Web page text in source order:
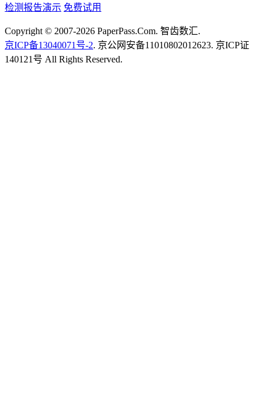
检测报告演示 免费试用
Copyright © 2007-2026 PaperPass.Com. 智齿数汇.
京ICP备13040071号-2. 京公网安备11010802012623. 京ICP证
140121号 All Rights Reserved.